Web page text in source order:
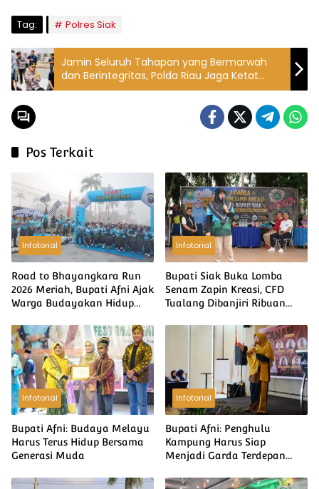
Tag: Polres Siak
Jamin Seluruh Tahapan yang Bermarwah
dan Berintegritas, Polda Riau Jaga Ketat
Logistik Pemilu
Pos Terkait
Infotorial
Road to Bhayangkara Run
2026 Meriah, Bupati Afni Ajak
Warga Budayakan Hidup
Infotorial
Bupati Siak Buka Lomba
Senam Zapin Kreasi, CFD
Tualang Dibanjiri Ribuan
Infotorial
Bupati Afni: Budaya Melayu
Harus Terus Hidup Bersama
Generasi Muda
Infotorial
Bupati Afni: Penghulu
Kampung Harus Siap
Menjadi Garda Terdepan